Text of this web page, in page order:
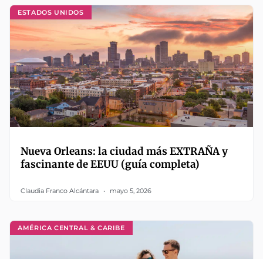
ESTADOS UNIDOS
Nueva Orleans: la ciudad más EXTRAÑA y
fascinante de EEUU (guía completa)
Claudia Franco Alcántara mayo 5, 2026
AMÉRICA CENTRAL & CARIBE